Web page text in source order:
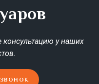
консультацию у наших
ЗВОНОК